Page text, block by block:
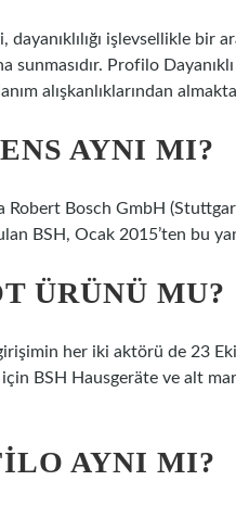
dayanıklılığı işlevsellikle bir
sunmasıdır. Profilo
alışkanlıklarından
AYNI MI?
Robert Bosch GmbH
BSH, Ocak 2015’ten bu
ÜRÜNÜ MU?
her iki aktörü de 23
için BSH Hausgeräte ve alt
AYNI MI?